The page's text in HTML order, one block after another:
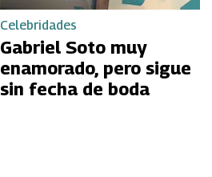
Celebridades
Gabriel Soto muy
enamorado, pero sigue
sin fecha de boda